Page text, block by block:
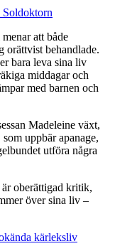
Soldoktorn
att både
orättvist behandlade.
bara leva sina liv
middagar och
med barnen och
Madeleine växt,
uppbär apanage,
utföra några
är oberättigad kritik,
över sina liv –
kärleksliv